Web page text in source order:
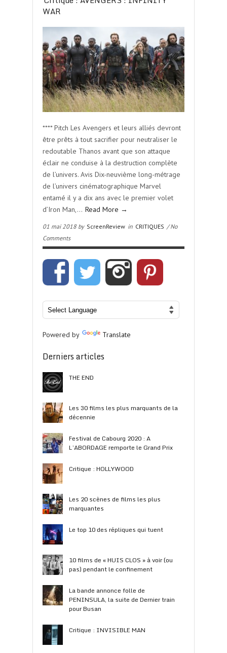
WAR
**** Pitch Les Avengers et leurs alliés devront
être prêts à tout sacrifier pour neutraliser le
redoutable Thanos avant que son attaque
éclair ne conduise à la destruction complète
de l’univers. Avis Dix-neuvième long-métrage
de l’univers cinématographique Marvel
entamé il y a dix ans avec le premier volet
d’Iron Man,… Read More →
01 mai 2018 by ScreenReview in CRITIQUES / No
Comments
Powered by Translate
Derniers articles
THE END
Les 30 films les plus marquants de la
décennie
Festival de Cabourg 2020 : A
L’ABORDAGE remporte le Grand Prix
Critique : HOLLYWOOD
Les 20 scènes de films les plus
marquantes
Le top 10 des répliques qui tuent
10 films de « HUIS CLOS » à voir (ou
pas) pendant le confinement
La bande annonce folle de
PENINSULA, la suite de Dernier train
pour Busan
Critique : INVISIBLE MAN